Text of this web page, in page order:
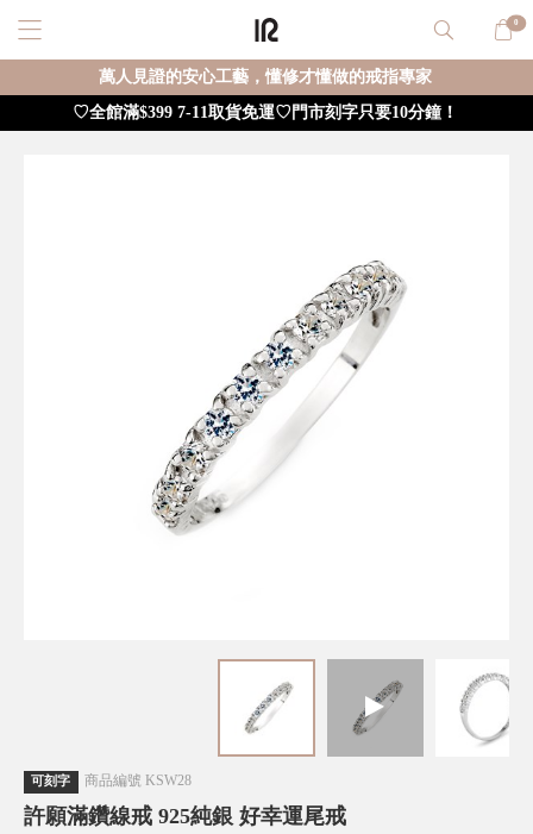
0
萬人見證的安心工藝，懂修才懂做的戒指專家
♡全館滿$399 7-11取貨免運♡門市刻字只要10分鐘！
可刻字 商品編號 KSW28
許願滿鑽線戒 925純銀 好幸運尾戒